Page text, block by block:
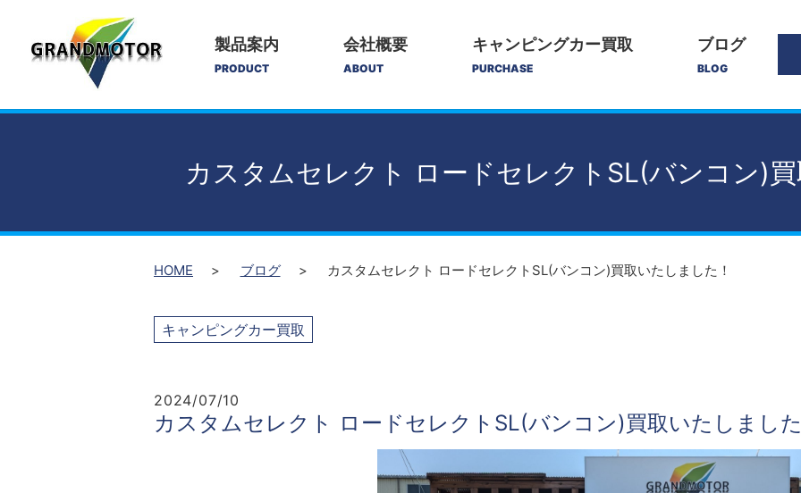
製品案内
PRODUCT
会社概要
ABOUT
キャンピングカー買取
PURCHASE
ブログ
BLOG
カスタムセレクト ロードセレクトSL(バンコン)
HOME ブログ カスタムセレクト ロードセレクトSL(バンコン)買取いたしました！
キャンピングカー買取
2024/07/10
カスタムセレクト ロードセレクトSL(バンコン)買取いたしまし